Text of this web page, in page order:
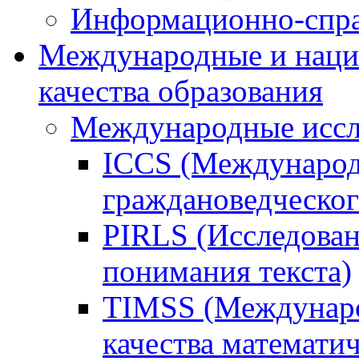
Информационно-
Международные и
качества образования
Международные
ICCS
PIRLS
понимания текста)
TIMSS
качества